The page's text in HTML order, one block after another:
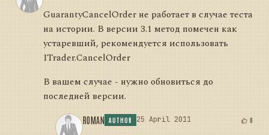
GuarantyCancelOrder не работает в случае теста
на истории. В версии 3.1 метод помечен как
устаревший, рекомендуется использовать
ITrader.CancelOrder
В вашем случае - нужно обновиться до
последней версии.
ROMAN AUTHOR 25 April 2011 0